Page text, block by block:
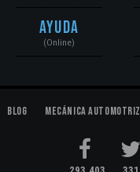
Ayuda
(Online)
Blog Mecánica Automotriz